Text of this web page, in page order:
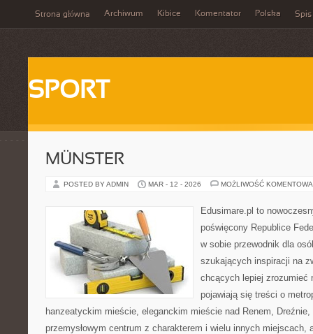
Strona główna Archiwum Kibice Komentator Polska Spis
SPORT
MÜNSTER
POSTED BY ADMIN MAR - 12 - 2026 MOŻLIWOŚĆ
Edusimare.pl to
poświęcony Republice
w sobie przewodnik dla
szukających inspiracji na
chcących lepiej zrozumieć
pojawiają się treści o
hanzeatyckim mieście, eleganckim mieście nad Renem, Dreźnie,
przemysłowym centrum z charakterem i wielu innych miejscach,